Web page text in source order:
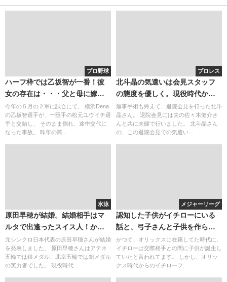
プロ野球
ハーフ枠では乙坂智が一番！彼
女の存在は・・・父と母に嫁を
紹介できる日はくるのか？
今年の５月の２軍に試合にて、 横浜Dena
の乙坂智選手が、一塁手の松元ユウイチ選
手と交錯し、 そのまま倒れ、途中交代に
なった事故。 昨年の筒...
プロレス
北斗晶の気遣いは会見スタッフ
の態度を優しく。現役時代から
北斗晶の気遣いは上手だった？
無事手術も終えて、退院会見を行った北斗
晶さん。 退院会見には夫の佐々木健介さ
んと共に夫婦で行いました。 北斗晶さん
の、この退院会見での気遣い...
水泳
原田早穂が結婚。結婚相手はマ
ルタで出逢ったスイス人！かわ
いいシンクロの解説者が登場す
ると？
元シンクロ日本代表の原田早穂さんが結婚
を発表しました。 原田早穂さんはアテネ
五輪では銀メダル、北京五輪では銅メダル
の実力者でした。 現役時代...
メジャーリーグ
認知した子供がイチローにいる
話と、弓子さんと子供を作らな
い理由。
かつて、オリックスに在籍してた時代に、
イチローは交際相手との間に子供が誕生し
ていたと言われてます。 しかし、オリッ
クス時代からのイチローフ...